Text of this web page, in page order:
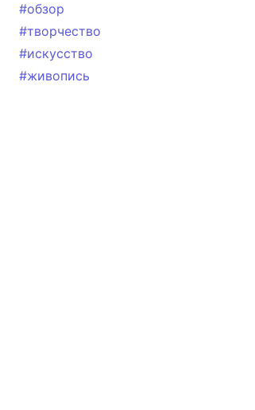
#обзор
#творчество
#искусство
#живопись